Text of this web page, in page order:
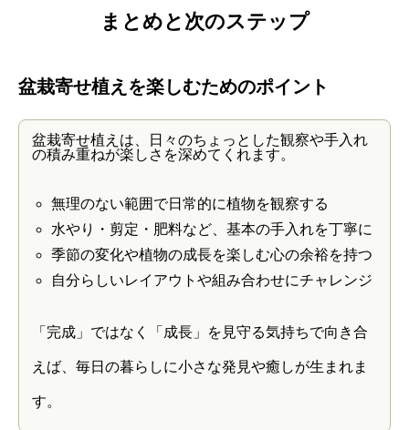
まとめと次のステップ
盆栽寄せ植えを楽しむためのポイント
盆栽寄せ植えは、日々のちょっとした観察や手入れ
の積み重ねが楽しさを深めてくれます。
無理のない範囲で日常的に植物を観察する
水やり・剪定・肥料など、基本の手入れを丁寧に
季節の変化や植物の成長を楽しむ心の余裕を持つ
自分らしいレイアウトや組み合わせにチャレンジ
「完成」ではなく「成長」を見守る気持ちで向き合
えば、毎日の暮らしに小さな発見や癒しが生まれま
す。